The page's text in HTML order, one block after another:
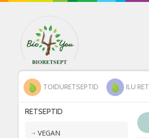
TOIDURETSEPTID ILU
RETSEPTID
VEGAN